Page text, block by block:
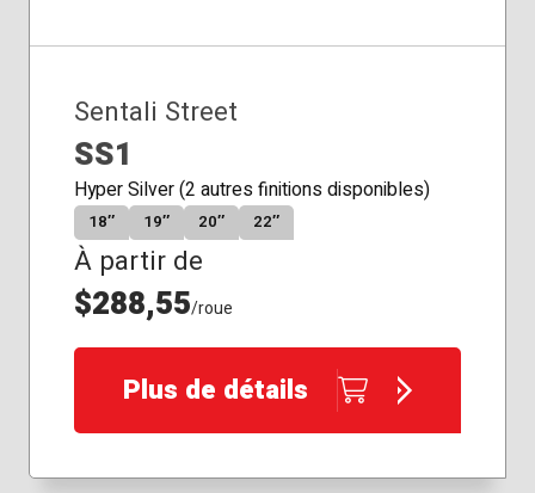
Sentali Street
SS1
Hyper Silver (2 autres finitions disponibles)
18″ 19″ 20″ 22″
À partir de
$288,55/roue
Plus de détails